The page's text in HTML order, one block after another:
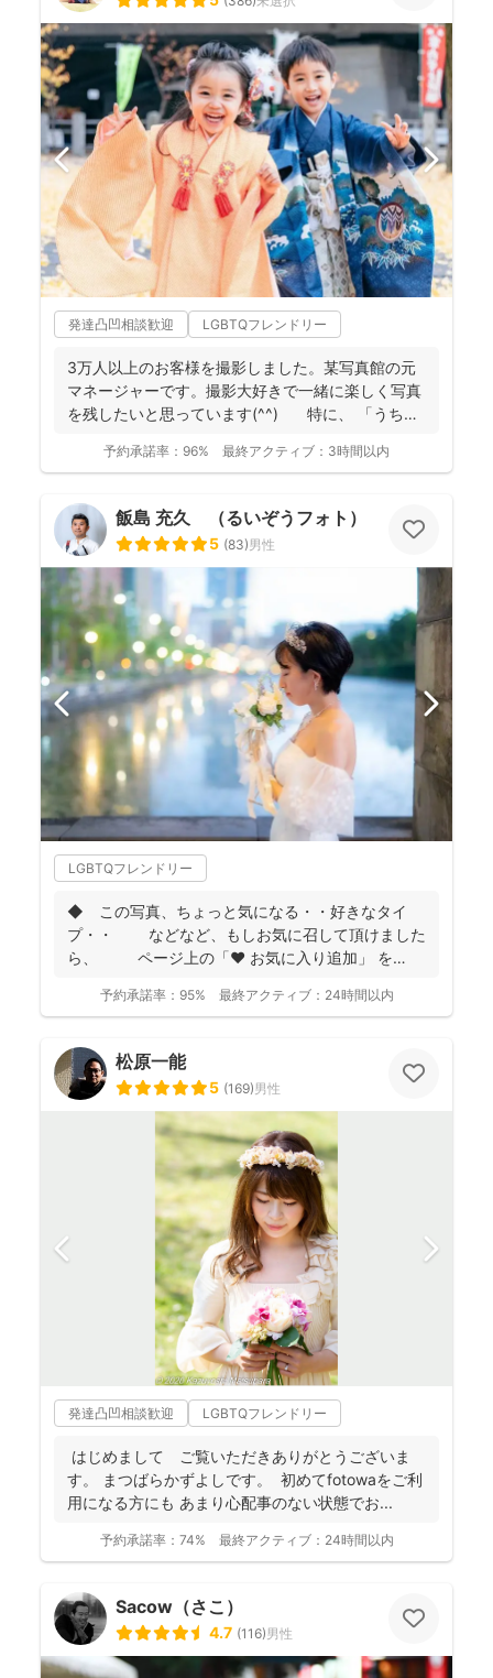
発達凸凹相談歓迎 LGBTQフレンドリー
3万人以上のお客様を撮影しました。某写真館の元
マネージャーです。撮影大好きで一緒に楽しく写真
を残したいと思っています(^^) 特に、 「うち
予約承諾率： 96% 最終アクティブ： 3時間以内
飯島 充久 （るいぞうフォト）
5 (83)男性
LGBTQフレンドリー
◆ この写真、ちょっと気になる・・好きなタイ
プ・・ などなど、もしお気に召して頂けました
ら、 ページ上の「❤ お気に入り追加」 を
予約承諾率： 95% 最終アクティブ： 24時間以内
松原一能
5 (169)男性
発達凸凹相談歓迎 LGBTQフレンドリー
はじめまして ご覧いただきありがとうございま
す。 まつばらかずよしです。 初めてfotowaをご利
用になる方にも あまり心配事のない状態でお...
予約承諾率： 74% 最終アクティブ： 24時間以内
Sacow（さこ）
4.7 (116)男性